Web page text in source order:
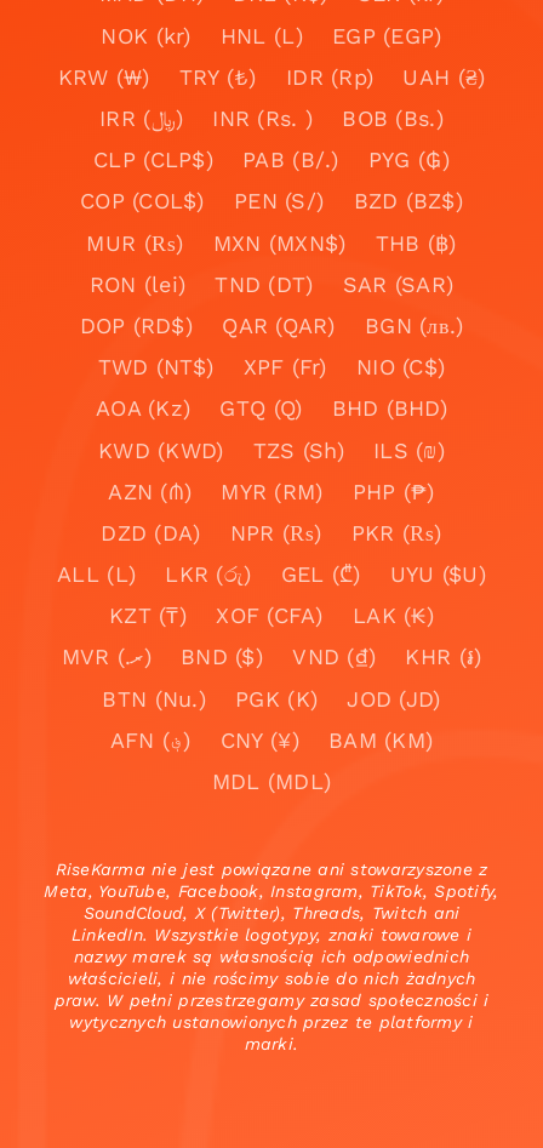
NOK (kr)
HNL (L)
EGP (EGP)
KRW (₩)
TRY (₺) IDR (Rp)
UAH (₴)
IRR (﷼)
INR (Rs. )
BOB (Bs.)
CLP (CLP$)
PAB (B/.)
PYG (₲)
COP (COL$)
PEN (S/)
BZD (BZ$)
MUR (₨)
MXN (MXN$)
THB (฿)
RON (lei)
TND (DT)
SAR (SAR)
DOP (RD$)
QAR (QAR)
BGN (лв.)
TWD (NT$)
XPF (Fr)
NIO (C$)
AOA (Kz)
GTQ (Q)
BHD (BHD)
KWD (KWD)
TZS (Sh)
ILS (₪)
AZN (₼)
MYR (RM)
PHP (₱)
DZD (DA)
NPR (₨)
PKR (₨)
ALL (L)
LKR (රු) GEL (₾)
UYU ($U)
KZT (₸)
XOF (CFA)
LAK (₭)
MVR (.ރ)
BND ($) VND (₫)
KHR (៛)
BTN (Nu.)
PGK (K)
JOD (JD)
AFN (؋)
CNY (¥)
BAM (KM)
MDL (MDL)
RiseKarma nie jest powiązane ani stowarzyszone z
Meta, YouTube, Facebook, Instagram, TikTok, Spotify,
SoundCloud, X (Twitter), Threads, Twitch ani
LinkedIn. Wszystkie logotypy, znaki towarowe i
nazwy marek są własnością ich odpowiednich
właścicieli, i nie rościmy sobie do nich żadnych
praw. W pełni przestrzegamy zasad społeczności i
wytycznych ustanowionych przez te platformy i
marki.